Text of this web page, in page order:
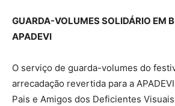
GUARDA-VOLUMES SOLIDÁRIO EM
APADEVI
O serviço de guarda-volumes do
arrecadação revertida para a
Pais e Amigos dos Deficientes